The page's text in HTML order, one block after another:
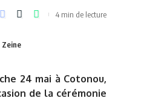
4 min de lecture
Zeine
24 mai à Cotonou,
de la cérémonie